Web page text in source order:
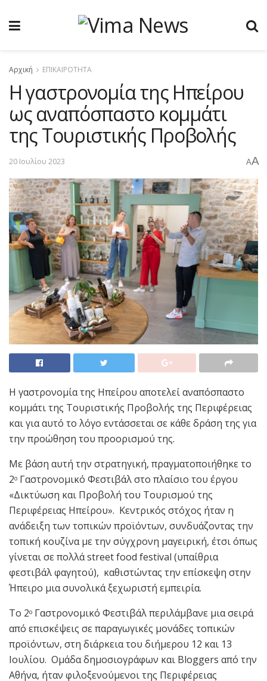
Αρχική ΕΠΙΚΑΙΡΟΤΗΤΑ
Η γαστρονομία της Ηπείρου
ως αναπόσπαστο κομμάτι
της Τουριστικής Προβολής
20 Ιουλίου 2023 AA
Η γαστρονομία της Ηπείρου αποτελεί αναπόσπαστο
κομμάτι της Τουριστικής Προβολής της Περιφέρειας
και για αυτό το λόγο εντάσσεται σε κάθε δράση της για
την προώθηση του προορισμού της.
Με βάση αυτή την στρατηγική, πραγματοποιήθηκε το
2ο Γαστρονομικό Φεστιβάλ στο πλαίσιο του έργου
«Δικτύωση και Προβολή του Τουρισμού της
Περιφέρειας Ηπείρου». Κεντρικός στόχος ήταν η
ανάδειξη των τοπικών προϊόντων, συνδυάζοντας την
τοπική κουζίνα με την σύγχρονη μαγειρική, έτσι όπως
γίνεται σε πολλά street food festival (υπαίθρια
φεστιβάλ φαγητού), καθιστώντας την επίσκεψη στην
Ήπειρο μια συνολικά ξεχωριστή εμπειρία.
Το 2ο Γαστρονομικό Φεστιβάλ περιλάμβανε μια σειρά
από επισκέψεις σε παραγωγικές μονάδες τοπικών
προϊόντων, στη διάρκεια του διήμερου 12 και 13
Ιουλίου. Ομάδα δημοσιογράφων και Bloggers από την
Αθήνα, ήταν φιλοξενούμενοι της Περιφέρειας